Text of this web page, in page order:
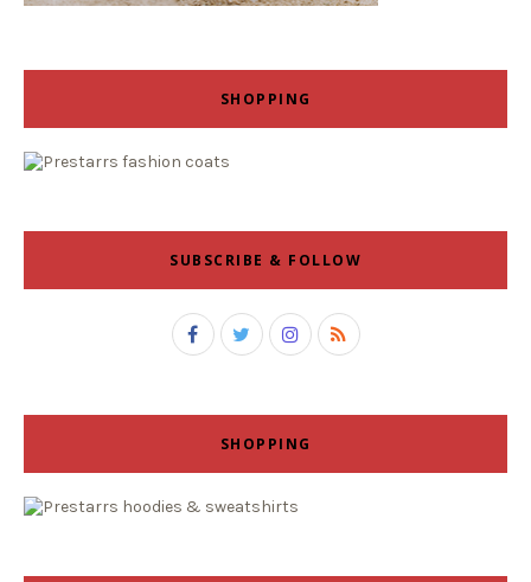
SHOPPING
SUBSCRIBE & FOLLOW
SHOPPING